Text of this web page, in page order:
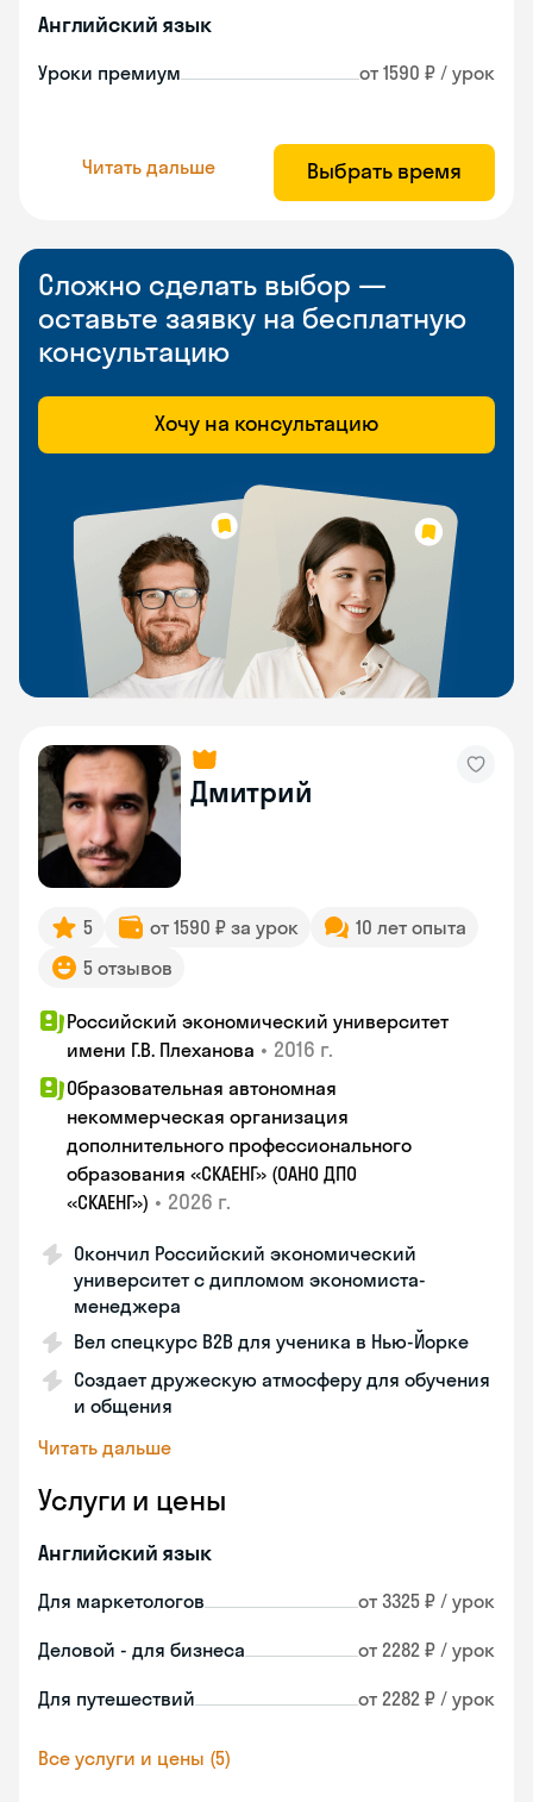
Английский язык
Уроки премиум от 1590 ₽ / урок
Читать дальше Выбрать время
Сложно сделать выбор —
оставьте заявку на бесплатную
консультацию
Хочу на консультацию
Дмитрий
5 от 1590 ₽ за урок
10 лет опыта
5 отзывов
Российский экономический университет
имени Г.В. Плеханова • 2016 г.
Образовательная автономная
некоммерческая организация
дополнительного профессионального
образования «СКАЕНГ» (ОАНО ДПО
«СКАЕНГ») • 2026 г.
Окончил Российский экономический
университет с дипломом экономиста-
менеджера
Вел спецкурс B2B для ученика в Нью-Йорке
Создает дружескую атмосферу для обучения
и общения
Читать дальше
Услуги и цены
Английский язык
Для маркетологов от 3325 ₽ / урок
Деловой - для бизнеса от 2282 ₽ / урок
Для путешествий от 2282 ₽ / урок
Все услуги и цены (5)